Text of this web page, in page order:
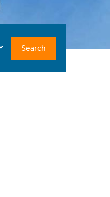
Search